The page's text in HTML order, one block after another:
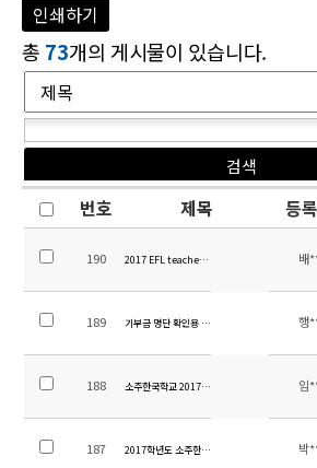
인쇄하기
총 73개의 게시물이 있습니다.
번호 제목 등
190 2017 EFL teachers Employment Notice배
189 기부금 명단 확인용 공지 행
188 소주한국학교 2017 2학기 교원초빙공고(기간 연
임
187 2017학년도 소주한국학교 중등 수학여행 용역업
박